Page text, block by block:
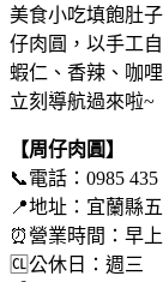
美食小吃填飽肚
仔肉圓，以手工
蝦仁、香辣、咖
立刻導航過來啦~
【周仔肉圓】
📞電話：0985 435
📍地址：宜蘭縣
⏰營業時間：早
🆑公休日：週三